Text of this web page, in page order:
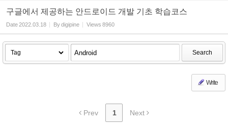
구글에서 제공하는 안드로이드 개발 기초 학습코스
Date2022.03.18 Bydigipine Views 8960
Search
Write
Prev 1 Next